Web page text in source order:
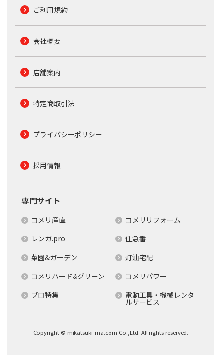
ご利用規約
会社概要
店舗案内
特定商取引法
プライバシーポリシー
採用情報
専門サイト
コメリ産直
コメリリフォーム
レンガ.pro
住急番
菜園&ガーデン
灯油宅配
コメリハード&グリーン
コメリパワー
プロ特集
電動工具・機械レンタ
ルサービス
Copyright © mikatsuki-ma.com Co.,Ltd. All rights reserved.